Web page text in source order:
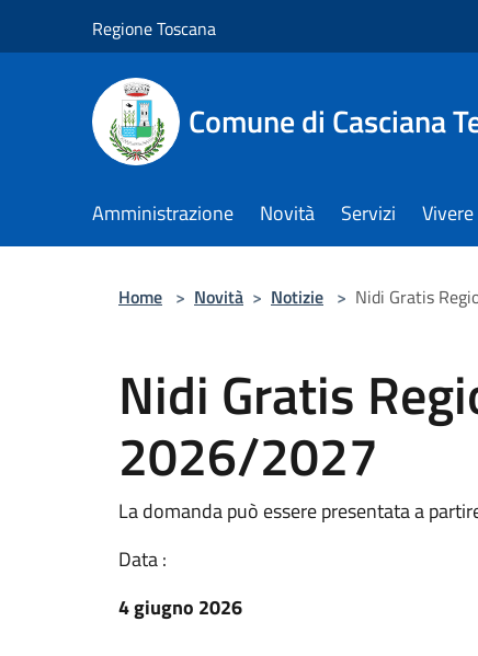
Regione Toscana
Comune di Casciana
Amministrazione Novità Servizi
Home > Novità > Notizie > Nidi Gratis
Nidi Gratis
2026/2027
La domanda può essere presentata a
Data :
4 giugno 2026